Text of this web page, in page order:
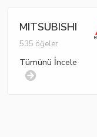
MITSUBISHI
535 öğeler
Tümünü İncele